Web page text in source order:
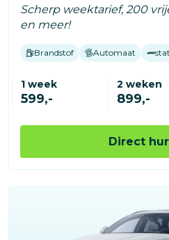
Scherp weektarief, 200
en meer!
Brandstof Automaat
1 week
599,-
2 weken
899,-
Direct